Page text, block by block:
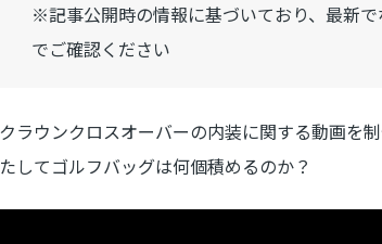
※記事公開時の情報に基づいており、最新
でご確認ください
クラウンクロスオーバーの内装に関する動画
たしてゴルフバッグは何個積めるのか？